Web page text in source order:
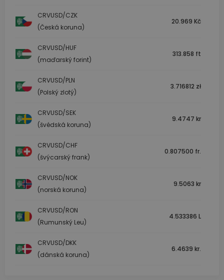
CRVUSD/CZK
(Česká koruna)
20.969 Kč
CRVUSD/HUF
(maďarský forint)
313.858 ft
CRVUSD/PLN
(Polský zlotý)
3.716812 zł
CRVUSD/SEK
(švédská koruna)
9.4747 kr
CRVUSD/CHF
(švýcarský frank)
0.807500 fr.
CRVUSD/NOK
(norská koruna)
9.5063 kr
CRVUSD/RON
(Rumunský Leu)
4.533386 L
CRVUSD/DKK
(dánská koruna)
6.4639 kr.